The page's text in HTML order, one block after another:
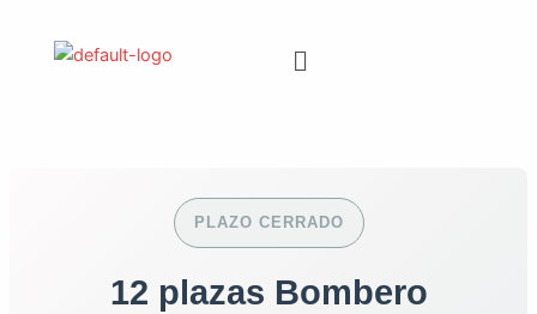
Menú
PLAZO CERRADO
12 plazas Bombero